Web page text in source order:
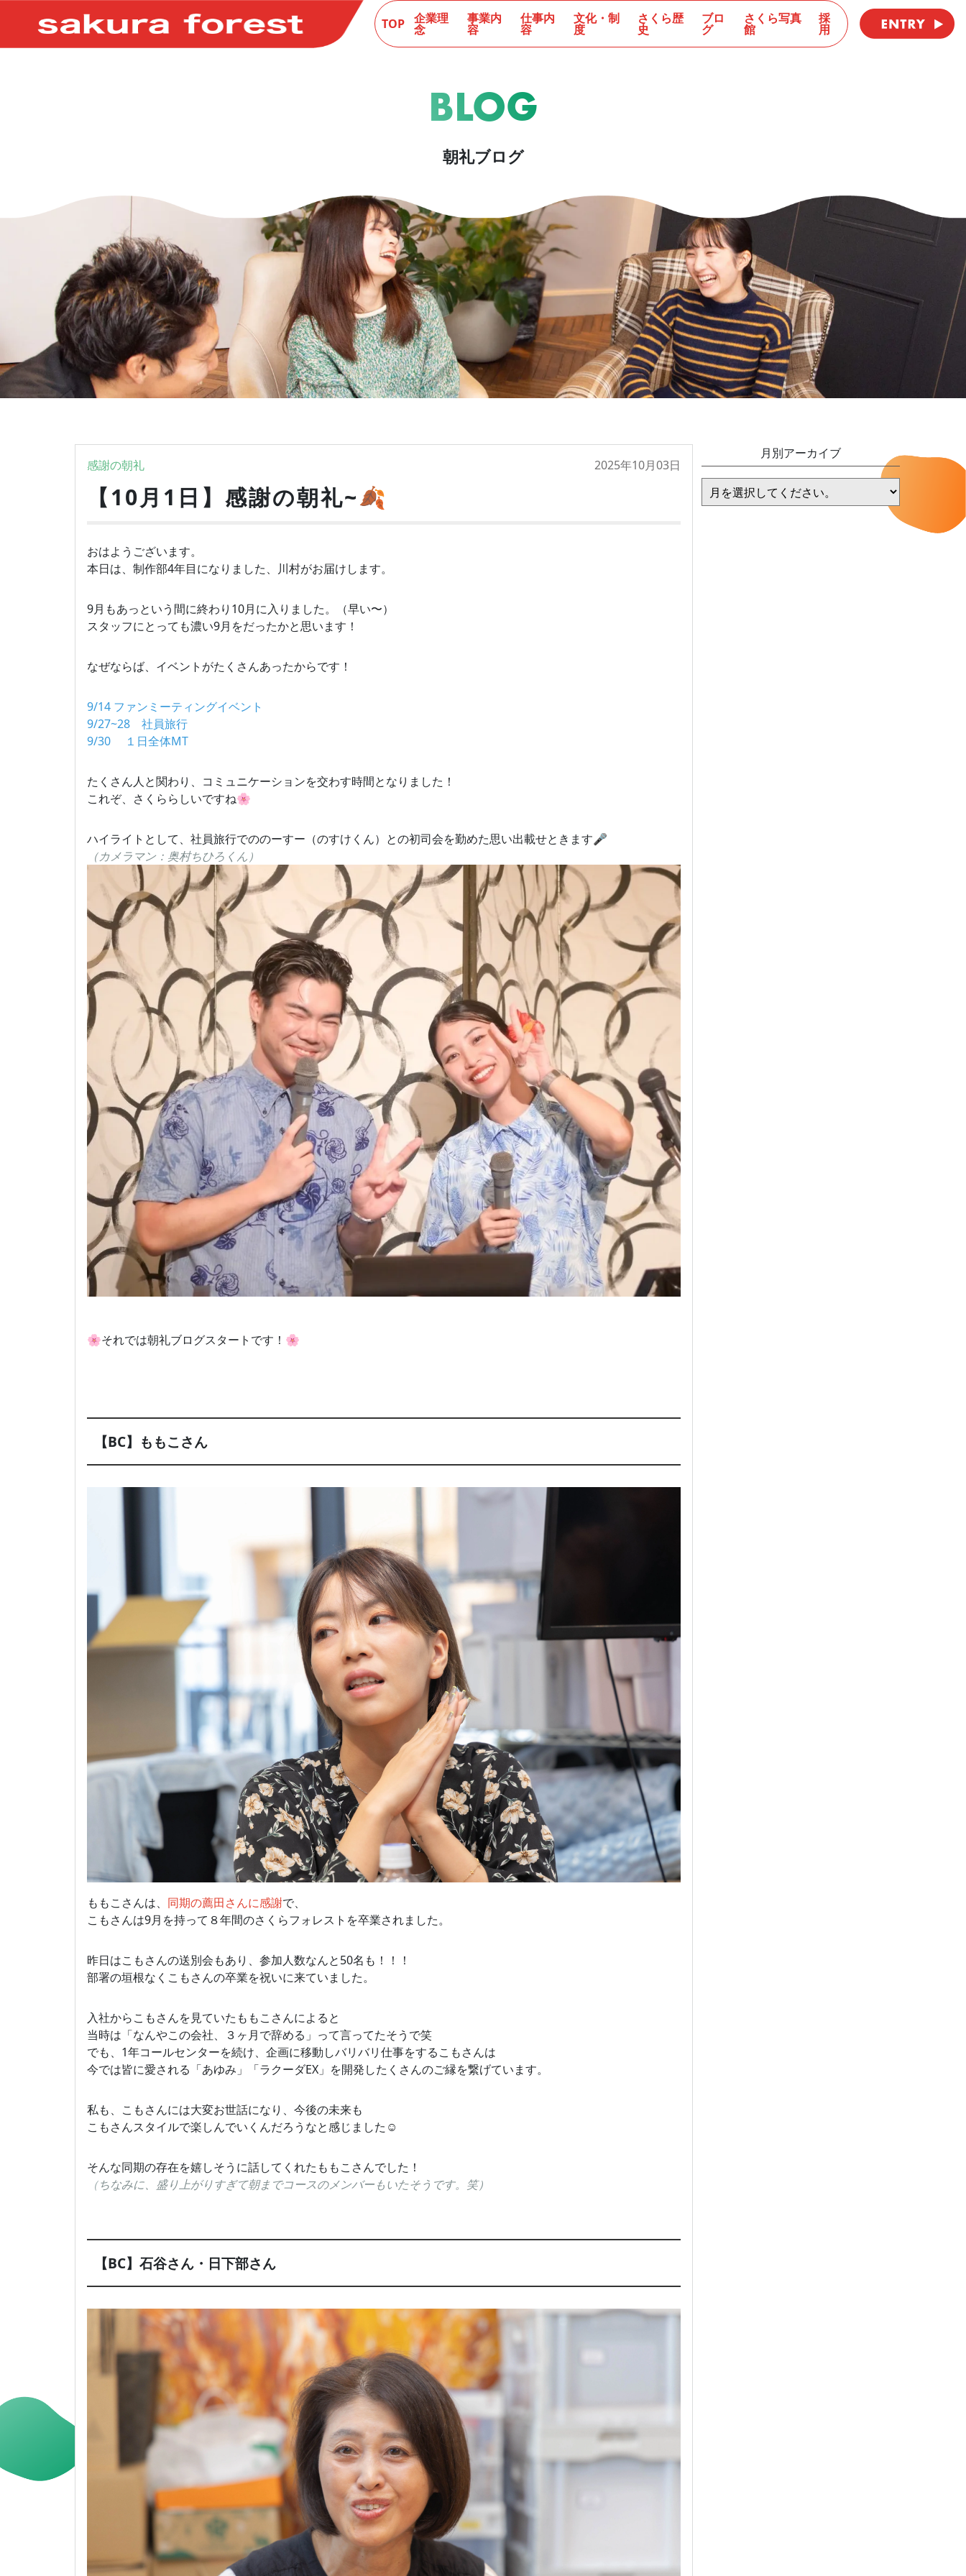
TOP 企業理
念
事業内
容
仕事内
容
文化・制
度
さくら歴
史
ブロ
グ
さくら写真
館
採
用
BLOG
朝礼ブログ
感謝の朝礼 2025年10月03日
【10月1日】感謝の朝礼~🍂
おはようございます。
本日は、制作部4年目になりました、川村がお届けします。
9月もあっという間に終わり10月に入りました。（早い〜）
スタッフにとっても濃い9月をだったかと思います！
なぜならば、イベントがたくさんあったからです！
9/14 ファンミーティングイベント
9/27~28 社員旅行
9/30 １日全体MT
たくさん人と関わり、コミュニケーションを交わす時間となりました！
これぞ、さくららしいですね🌸
ハイライトとして、社員旅行でののーすー（のすけくん）との初司会を勤めた思い出載せときます🎤
（カメラマン：奥村ちひろくん）
🌸それでは朝礼ブログスタートです！🌸
【BC】ももこさん
ももこさんは、 同期の薦田さんに感謝で、
こもさんは9月を持って８年間のさくらフォレストを卒業されました。
昨日はこもさんの送別会もあり、参加人数なんと50名も！！！
部署の垣根なくこもさんの卒業を祝いに来ていました。
入社からこもさんを見ていたももこさんによると
当時は「なんやこの会社、３ヶ月で辞める」って言ってたそうで笑
でも、1年コールセンターを続け、企画に移動しバリバリ仕事をするこもさんは
今では皆に愛される「あゆみ」「ラクーダEX」を開発したくさんのご縁を繋げています。
私も、こもさんには大変お世話になり、今後の未来も
こもさんスタイルで楽しんでいくんだろうなと感じました☺️
そんな同期の存在を嬉しそうに話してくれたももこさんでした！
（ちなみに、盛り上がりすぎて朝までコースのメンバーもいたそうです。笑）
【BC】石谷さん・日下部さん
月別アーカイブ